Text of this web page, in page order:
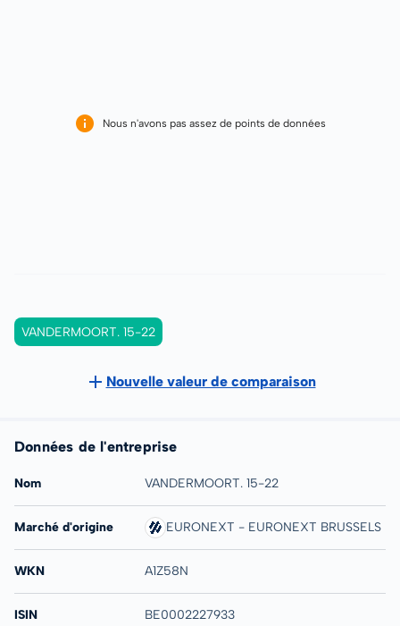
Nous n'avons pas assez de points de données
VANDERMOORT. 15-22
Nouvelle valeur de comparaison
Données de l'entreprise
Nom VANDERMOORT. 15-22
Marché d'origine EURONEXT - EURONEXT BRUSSELS
WKN A1Z58N
ISIN BE0002227933